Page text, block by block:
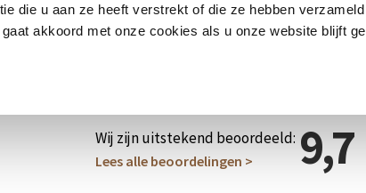
die u aan ze heeft verstrekt of die ze hebben
akkoord met onze cookies als u onze website blijft
Wij zijn uitstekend beoordeeld: 9,7
Lees alle beoordelingen >